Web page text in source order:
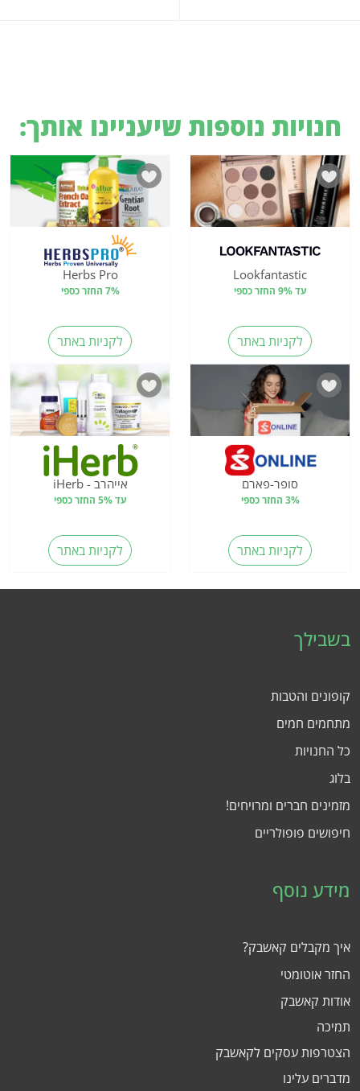
חנויות נוספות שיעניינו אותך:
Lookfantastic
עד 9% החזר כספי
לקניות באתר
Herbs Pro
7% החזר כספי
לקניות באתר
סופר-פארם
3% החזר כספי
לקניות באתר
אייהרב - iHerb
עד 5% החזר כספי
לקניות באתר
בשבילך
קופונים והטבות
מתחמים חמים
כל החנויות
בלוג
מזמינים חברים ומרויחים!
חיפושים פופולריים
מידע נוסף
איך מקבלים קאשבק?
החזר אוטומטי
אודות קאשבק
תמיכה
הצטרפות עסקים לקאשבק
מדברים עלינו